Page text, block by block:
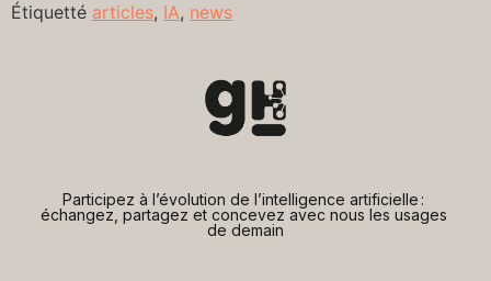
Étiquetté articles, IA, news
Participez à l’évolution de l’intelligence artificielle :
échangez, partagez et concevez avec nous les usages
de demain